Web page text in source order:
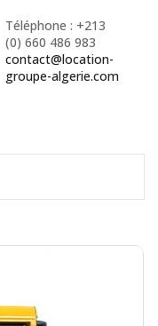
Téléphone : +213
(0) 660 486 983
contact@location-
groupe-algerie.com